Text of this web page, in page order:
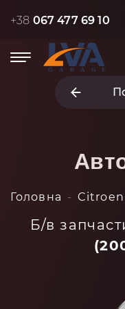
+38 067 477 69 10
Головна Citroen
Б/в